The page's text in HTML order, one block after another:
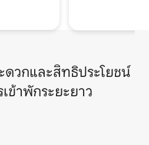
ดวกและสิทธิประโยชน์
ข้าพักระยะยาว